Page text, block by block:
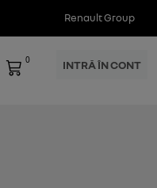
Renault Group
0 INTRĂ ÎN CONT